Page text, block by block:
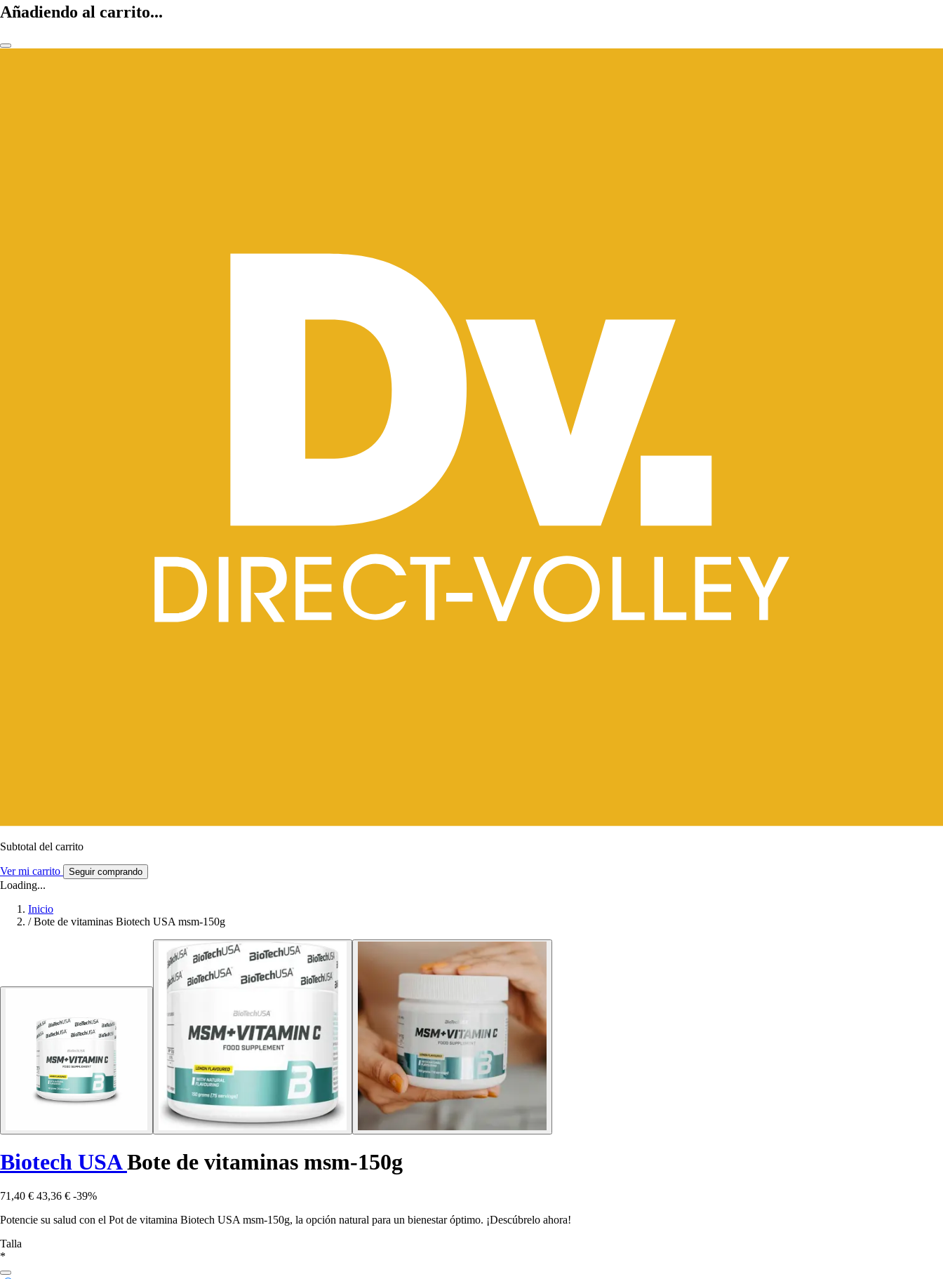
Añadiendo al carrito...
Subtotal del carrito
Ver mi carrito Seguir comprando
Loading...
Inicio
/ Bote de vitaminas Biotech USA msm-150g
Biotech USABote de vitaminas msm-150g
71,40 € 43,36 € -39%
Potencie su salud con el Pot de vitamina Biotech USA msm-150g, la opción natural para un bienestar óptimo. ¡Descúbrelo ahora!
Talla
*